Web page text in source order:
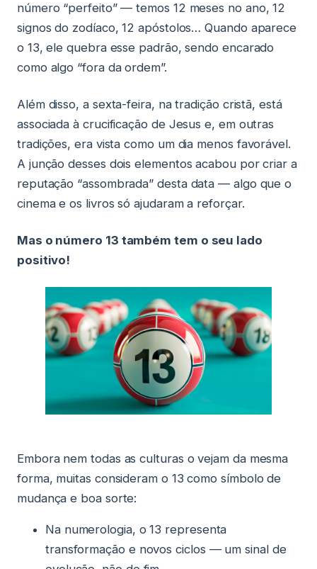
número “perfeito” — temos 12 meses no ano, 12
signos do zodíaco, 12 apóstolos… Quando aparece
o 13, ele quebra esse padrão, sendo encarado
como algo “fora da ordem”.
Além disso, a sexta-feira, na tradição cristã, está
associada à crucificação de Jesus e, em outras
tradições, era vista como um dia menos favorável.
A junção desses dois elementos acabou por criar a
reputação “assombrada” desta data — algo que o
cinema e os livros só ajudaram a reforçar.
Mas o número 13 também tem o seu lado
positivo!
Embora nem todas as culturas o vejam da mesma
forma, muitas consideram o 13 como símbolo de
mudança e boa sorte:
Na numerologia, o 13 representa
transformação e novos ciclos — um sinal de